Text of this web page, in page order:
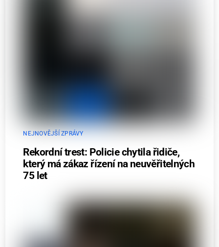
NEJNOVĚJŠÍ ZPRÁVY
Rekordní trest: Policie chytila řidiče,
který má zákaz řízení na neuvěřitelných
75 let